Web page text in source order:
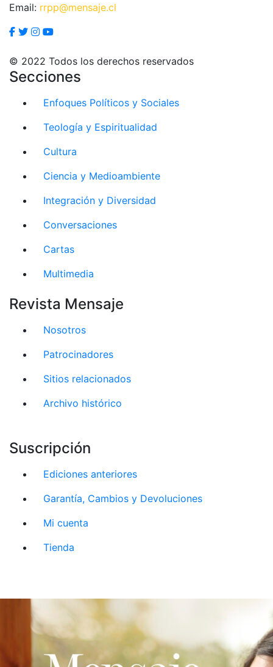
Email: rrpp@mensaje.cl
© 2022 Todos los derechos reservados
Secciones
Enfoques Políticos y Sociales
Teología y Espiritualidad
Cultura
Ciencia y Medioambiente
Integración y Diversidad
Conversaciones
Cartas
Multimedia
Revista Mensaje
Nosotros
Patrocinadores
Sitios relacionados
Archivo histórico
Suscripción
Ediciones anteriores
Garantía, Cambios y Devoluciones
Mi cuenta
Tienda